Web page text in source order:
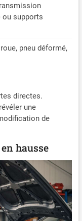
ou supports
pneu déformé,
directes.
une
de
hausse